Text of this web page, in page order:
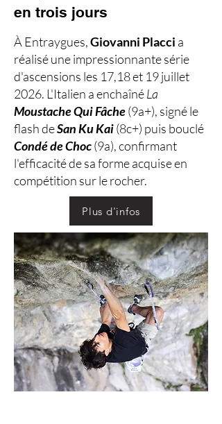
en trois jours
À Entraygues,Giovanni Placci a
réalisé une impressionnante série
d'ascensions les 17,18 et 19 juillet
2026. L'Italien a enchaînéLa
Moustache Qui Fâche(9a+), signé le
flash deSan Ku Kai(8c+) puis bouclé
Condé de Choc(9a), confirmant
l'efficacité de sa forme acquise en
compétition sur le rocher.
Plus d'infos